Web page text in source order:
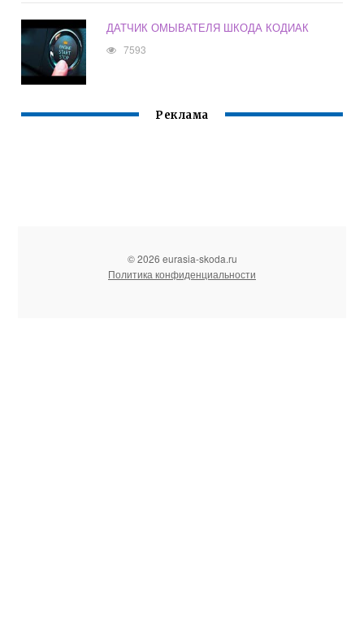
ДАТЧИК ОМЫВАТЕЛЯ ШКОДА КОДИАК
7593
Реклама
© 2026 eurasia-skoda.ru
Политика конфиденциальности